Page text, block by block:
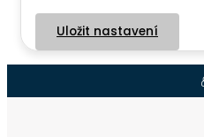
Uložit nastavení